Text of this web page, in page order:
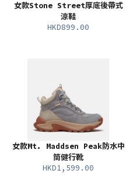
女款Stone Street厚底後帶式
涼鞋
HKD899.00
女款Mt. Maddsen Peak防水中
筒健行靴
HKD1,599.00